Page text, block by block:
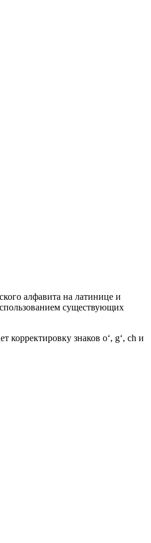
алфавита на латинице и
существующих
знаков o‘, g‘, ch и